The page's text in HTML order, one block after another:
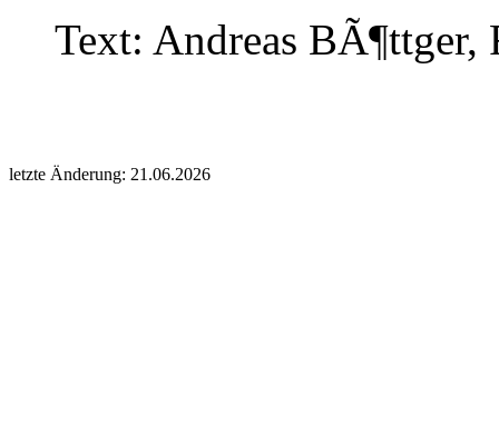
Text: Andreas BÃ¶ttger,
letzte Änderung: 21.06.2026